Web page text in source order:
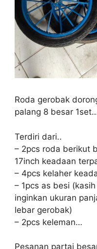
Roda gerobak
palang 8 besar
Terdiri dari..
– 2pcs roda berikut
17inch keadaan
– 4pcs kelaher
– 1pcs as besi
inginkan ukuran
lebar gerobak)
– 2pcs keleman…
Pesanan partai